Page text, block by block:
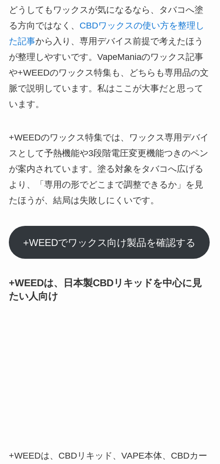
どうしてもワックスが気になるなら、タバコへ塗
る方向ではなく、 CBDワックスの使い方を整理し
た記事から入り、専用デバイス前提で考えたほう
が整理しやすいです。VapeManiaのワックス記事
や+WEEDのワックス特集も、どちらも専用品の文
脈で説明しています。私はここが大事だと思って
います。
+WEEDのワックス特集では、ワックス専用デバイ
スとして予熱機能や3段階電圧変更機能つきのペン
が案内されています。塗る対象をタバコへ広げる
より、「専用の形でどこまで調整できるか」を見
たほうが、結局は失敗しにくいです。
+WEEDでワックス向け製品を確認する
+WEEDは、日本製CBDリキッドを中心に見
たい人向け
+WEEDは、CBDリキッド、VAPE本体、CBDカー